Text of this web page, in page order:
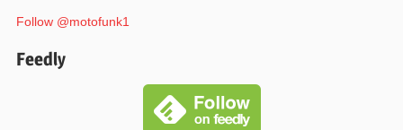
Follow @motofunk1
Feedly